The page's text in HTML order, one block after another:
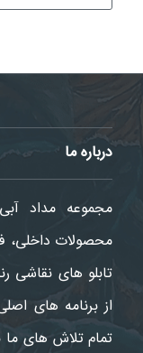
درباره ما
مجموعه مداد
محصولات داخلی،
تابلو های
از برنامه های
تمام تلاش های ما